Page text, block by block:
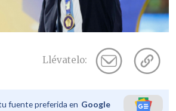
Llévatelo:
fuente preferida en Google